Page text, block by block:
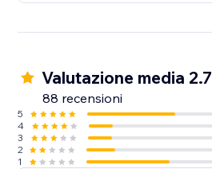
Valutazione media 2.7
88 recensioni
5
4
3
2
1